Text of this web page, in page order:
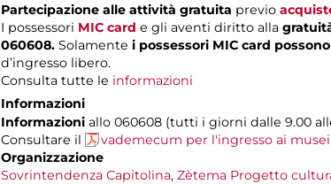
Partecipazione alle attività gratuita previo
I possessori MIC card e gli aventi diritto alla
060608. Solamente i possessori MIC card
d’ingresso libero.
Consulta tutte le informazioni
Informazioni
Informazioni allo 060608 (tutti i giorni dalle 9.00
Consultare il
vademecum per l'ingresso ai musei
Organizzazione
Sovrintendenza Capitolina, Zètema Progetto